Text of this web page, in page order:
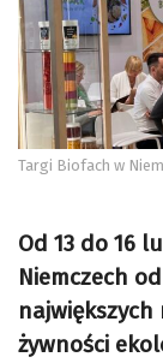
Targi Biofach w
Od 13 do 16
Niemczech
żywności